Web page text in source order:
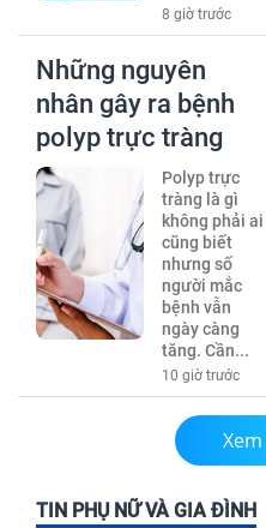
8 giờ trước
Những nguyên
nhân gây ra bệnh
polyp trực tràng
Polyp trực
tràng là gì
không phải ai
cũng biết
nhưng số
người mắc
bệnh vẫn
ngày càng
tăng. Cần...
10 giờ trước
TIN PHỤ NỮ VÀ GIA ĐÌNH